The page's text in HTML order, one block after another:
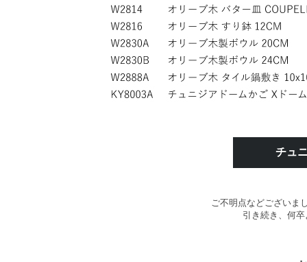
チュ
ご不明点などございま
引き続き、何